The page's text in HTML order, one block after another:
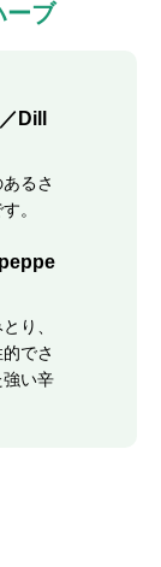
ーブ
Dill
るさ
。
り、
でさ
い辛